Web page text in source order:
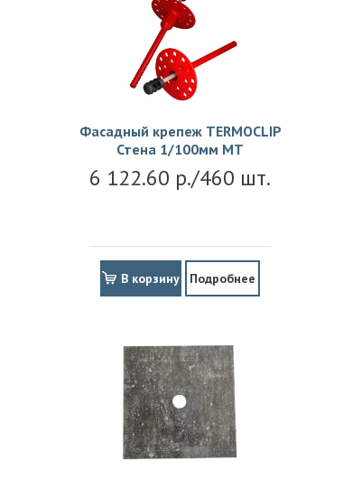
Фасадный крепеж TERMOCLIP
Стена 1/100мм MT
6 122.60 р./460 шт.
В корзину Подробнее